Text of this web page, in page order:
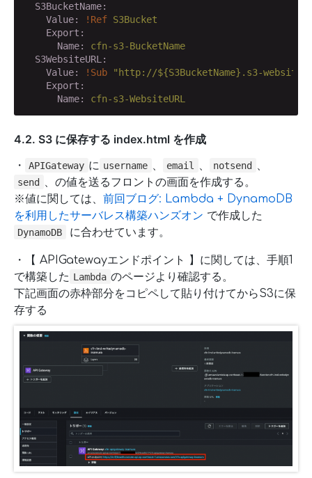
  S3BucketName:
    Value:
!Ref S3Bucket
    Export:
      Name:
cfn-s3-BucketName
  S3WebsiteURL:
    Value:
!Sub
"http://${S3BucketName}.s3-website-
    Export:
      Name:
cfn-s3-WebsiteURL
4.2. S3 に保存する index.html を作成
・ APIGateway に username 、 email 、 notsend 、
send
、の値を送るフロントの画面を作成する。
※値に関しては、 前回ブログ: Lambda + DynamoDB
を利用したサーバレス構築ハンズオン で作成した
DynamoDB に合わせています。
・【 APIGatewayエンドポイント 】に関しては、手順1
で構築した Lambda のページより確認する。
下記画面の赤枠部分をコピペして貼り付けてからS3に保
存する